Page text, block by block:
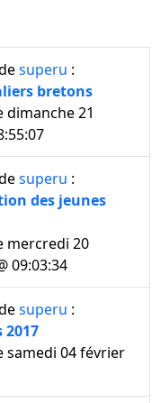
superu :
bretons
dimanche 21
superu :
des jeunes
mercredi 20
09:03:34
superu :
2017
samedi 04 février